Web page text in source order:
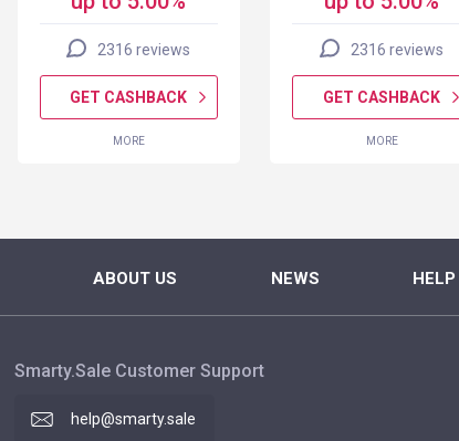
2316 reviews
GET CASHBACK
MORE
2316 reviews
GET CASHBACK
MORE
ABOUT US NEWS HELP
Smarty.Sale Customer Support
help@smarty.sale